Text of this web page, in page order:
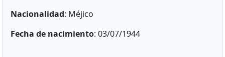
Nacionalidad: Méjico
Fecha de nacimiento: 03/07/1944